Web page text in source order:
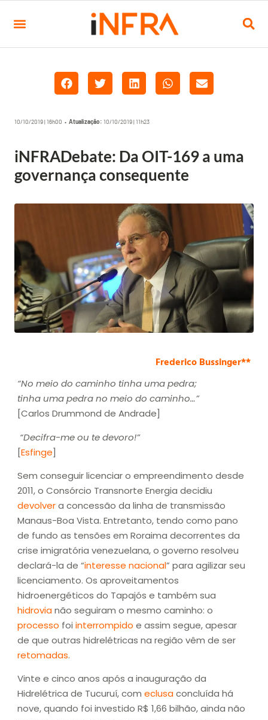
10/10/2019 | 16h00 • Atualização: 10/10/2019 | 11h23
iNFRADebate: Da OIT-169 a uma
governança consequente
Frederico Bussinger**
“No meio do caminho tinha uma pedra;
tinha uma pedra no meio do caminho…”
[Carlos Drummond de Andrade]
“Decifra-me ou te devoro!”
[Esfinge]
Sem conseguir licenciar o empreendimento desde
2011, o Consórcio Transnorte Energia decidiu
devolvera concessão da linha de transmissão
Manaus-Boa Vista. Entretanto, tendo como pano
de fundo as tensões em Roraima decorrentes da
crise imigratória venezuelana, o governo resolveu
declará-la de “interesse nacional” para agilizar seu
licenciamento. Os aproveitamentos
hidroenergéticos do Tapajós e também sua
hidrovianão seguiram o mesmo caminho: o
processo foi interrompido e assim segue, apesar
de que outras hidrelétricas na região vêm de ser
retomadas.
Vinte e cinco anos após a inauguração da
Hidrelétrica de Tucuruí, com eclusaconcluída há
nove, quando foi investido R$ 1,66 bilhão, ainda não